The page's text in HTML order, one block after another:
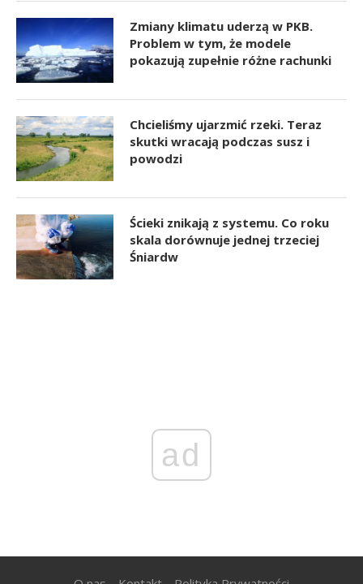
Zmiany klimatu uderzą w PKB.
Problem w tym, że modele
pokazują zupełnie różne rachunki
Chcieliśmy ujarzmić rzeki. Teraz
skutki wracają podczas susz i
powodzi
Ścieki znikają z systemu. Co roku
skala dorównuje jednej trzeciej
Śniardw
ad